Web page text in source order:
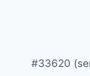
#33620